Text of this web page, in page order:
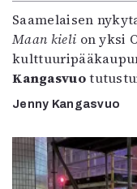
Saamelaisen
Maan kieli on yksi
Kangasvuo
Jenny Kangasvuo